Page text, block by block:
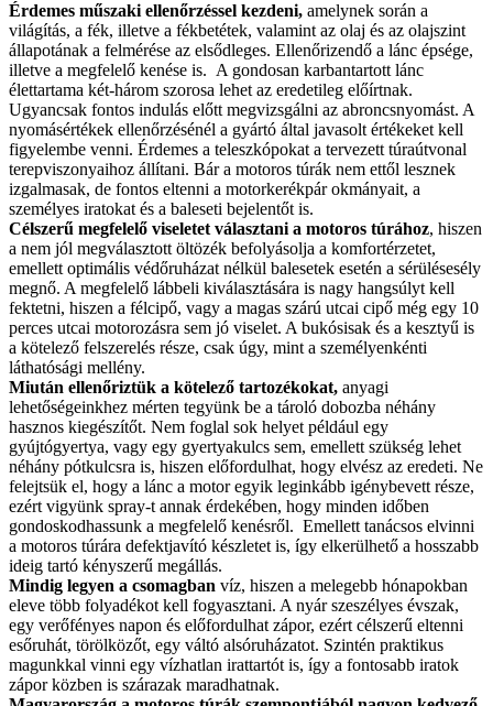
Érdemes műszaki ellenőrzéssel kezdeni, amelynek során a
világítás, a fék, illetve a fékbetétek, valamint az olaj és az olajszint
állapotának a felmérése az elsődleges. Ellenőrizendő a lánc épsége,
illetve a megfelelő kenése is. A gondosan karbantartott lánc
élettartama két-három szorosa lehet az eredetileg előírtnak.
Ugyancsak fontos indulás előtt megvizsgálni az abroncsnyomást. A
nyomásértékek ellenőrzésénél a gyártó által javasolt értékeket kell
figyelembe venni. Érdemes a teleszkópokat a tervezett túraútvonal
terepviszonyaihoz állítani. Bár a motoros túrák nem ettől lesznek
izgalmasak, de fontos eltenni a motorkerékpár okmányait, a
személyes iratokat és a baleseti bejelentőt is.
Célszerű megfelelő viseletet választani a motoros túrához, hiszen
a nem jól megválasztott öltözék befolyásolja a komfortérzetet,
emellett optimális védőruházat nélkül balesetek esetén a sérülésesély
megnő. A megfelelő lábbeli kiválasztására is nagy hangsúlyt kell
fektetni, hiszen a félcipő, vagy a magas szárú utcai cipő még egy 10
perces utcai motorozásra sem jó viselet. A bukósisak és a kesztyű is
a kötelező felszerelés része, csak úgy, mint a személyenkénti
láthatósági mellény.
Miután ellenőriztük a kötelező tartozékokat, anyagi
lehetőségeinkhez mérten tegyünk be a tároló dobozba néhány
hasznos kiegészítőt. Nem foglal sok helyet például egy
gyújtógyertya, vagy egy gyertyakulcs sem, emellett szükség lehet
néhány pótkulcsra is, hiszen előfordulhat, hogy elvész az eredeti. Ne
felejtsük el, hogy a lánc a motor egyik leginkább igénybevett része,
ezért vigyünk spray-t annak érdekében, hogy minden időben
gondoskodhassunk a megfelelő kenésről. Emellett tanácsos elvinni
a motoros túrára defektjavító készletet is, így elkerülhető a hosszabb
ideig tartó kényszerű megállás.
Mindig legyen a csomagban víz, hiszen a melegebb hónapokban
eleve több folyadékot kell fogyasztani. A nyár szeszélyes évszak,
egy verőfényes napon és előfordulhat zápor, ezért célszerű eltenni
esőruhát, törölközőt, egy váltó alsóruházatot. Szintén praktikus
magunkkal vinni egy vízhatlan irattartót is, így a fontosabb iratok
zápor közben is szárazak maradhatnak.